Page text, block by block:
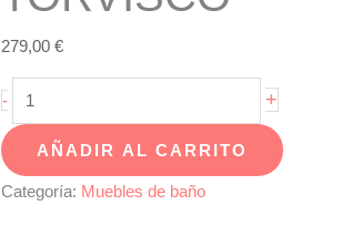
279,00 €
-
MUEBLE
DE
BAÑO
SUSPENDIDO
+
AÑADIR AL CARRITO
Categoría: Muebles de baño